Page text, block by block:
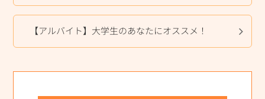
【アルバイト】大学生のあなたにオススメ！